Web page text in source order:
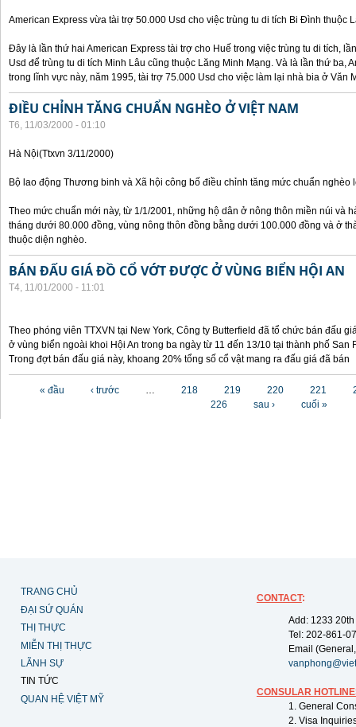
American Express vừa tài trợ 50.000 Usd cho việc trùng tu di tích Bi Đình thuộc
Đây là lần thứ hai American Express tài trợ cho Huế trong việc trùng tu di tích,
Usd để trùng tu di tích Minh Lâu cũng thuộc Lăng Minh Mạng. Và là lần thứ ba,
trong lĩnh vực này, năm 1995, tài trợ 75.000 Usd cho việc làm lại nhà bia ở Văn
ĐIỀU CHỈNH TĂNG CHUẨN NGHÈO Ở VIỆT NAM
T6, 11/03/2000 - 01:10
Hà Nội(Ttxvn 3/11/2000)
Bộ lao động Thương binh và Xã hội công bố điều chỉnh tăng mức chuẩn nghèo
Theo mức chuẩn mới này, từ 1/1/2001, những hộ dân ở nông thôn miền núi và
tháng dưới 80.000 đồng, vùng nông thôn đồng bằng dưới 100.000 đồng và ở
thuộc diện nghèo.
BÁN ĐẤU GIÁ ĐỒ CỔ VỚT ĐƯỢC Ở VÙNG BIỂN HỘI AN
T4, 11/01/2000 - 11:01
Theo phóng viên TTXVN tại New York, Công ty Butterfield đã tổ chức bán đấu
ở vùng biển ngoài khoi Hội An trong ba ngày từ 11 đến 13/10 tại thành phố San
Trong đợt bán đấu giá này, khoang 20% tổng số cổ vật mang ra đấu giá đã bán
« đầu ‹ trước … 218 219 220 221
226
sau › cuối »
TRANG CHỦ
ĐẠI SỨ QUÁN
THỊ THỰC
MIỄN THỊ THỰC
LÃNH SỰ
TIN TỨC
QUAN HỆ VIỆT MỸ
CONTACT:
Add: 1233
Tel: 202-861-
Email
CONSULAR
1. General
2. Visa